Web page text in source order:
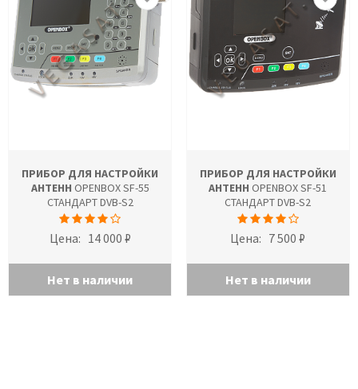
ПРИБОР ДЛЯ НАСТРОЙКИ
АНТЕНН OPENBOX SF-55
СТАНДАРТ DVB-S2
Цена: 14 000 ₽
Нет в наличии
ПРИБОР ДЛЯ НАСТРОЙКИ
АНТЕНН OPENBOX SF-51
СТАНДАРТ DVB-S2
Цена: 7 500 ₽
Нет в наличии